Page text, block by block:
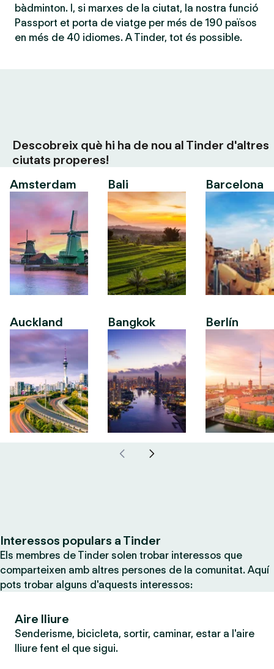
bàdminton. I, si marxes de la ciutat, la nostra funció
Passport et porta de viatge per més de 190 països
en més de 40 idiomes. A Tinder, tot és possible.
Descobreix què hi ha de nou al Tinder d'altres
ciutats properes!
Amsterdam
Auckland
Bali
Bangkok
Barcelona
Berlín
Interessos populars a Tinder
Els membres de Tinder solen trobar interessos que
comparteixen amb altres persones de la comunitat. Aquí
pots trobar alguns d'aquests interessos:
Aire lliure
Senderisme, bicicleta, sortir, caminar, estar a l'aire
lliure fent el que sigui.